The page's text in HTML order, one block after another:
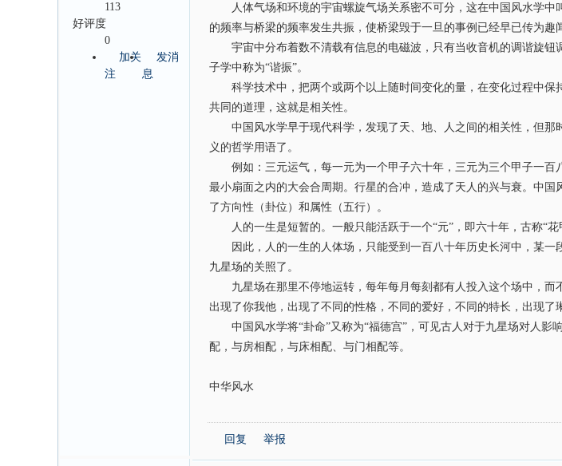
113
好评度
0
加关
注
发消
息
人体气场和环境的宇宙螺旋气场关系密不可分，这在中国风水学中
的频率与桥梁的频率发生共振，使桥梁毁于一旦的事例已经早已传为趣
宇宙中分布着数不清载有信息的电磁波，只有当收音机的调谐旋钮
子学中称为“谐振”。
科学技术中，把两个或两个以上随时间变化的量，在变化过程中保
共同的道理，这就是相关性。
中国风水学早于现代科学，发现了天、地、人之间的相关性，但那
义的哲学用语了。
例如：三元运气，每一元为一个甲子六十年，三元为三个甲子一百
最小扇面之内的大会合周期。行星的合冲，造成了天人的兴与衰。中
了方向性（卦位）和属性（五行）。
人的一生是短暂的。一般只能活跃于一个“元”，即六十年，古称“花
因此，人的一生的人体场，只能受到一百八十年历史长河中，某一
九星场的关照了。
九星场在那里不停地运转，每年每月每刻都有人投入这个场中，而
出现了你我他，出现了不同的性格，不同的爱好，不同的特长，出现了
中国风水学将“卦命”又称为“福德宫”，可见古人对于九星场对人影
配，与房相配，与床相配、与门相配等。
中华风水
回复 举报